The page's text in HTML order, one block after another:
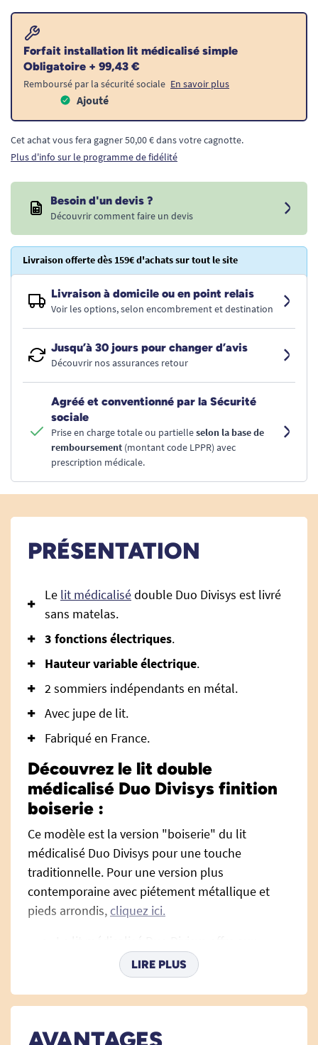
Forfait installation lit médicalisé simple
Obligatoire + 99,43 €
Remboursé par la sécurité sociale En savoir plus
Ajouté
Cet achat vous fera gagner 50,00 € dans votre cagnotte.
Plus d'info sur le programme de fidélité
Besoin d'un devis ?
Découvrir comment faire un devis
Livraison offerte dès 159€ d'achats sur tout le site
Livraison à domicile ou en point relais
Voir les options, selon encombrement et destination
Jusqu’à 30 jours pour changer d’avis
Découvrir nos assurances retour
Agréé et conventionné par la Sécurité
sociale
Prise en charge totale ou partielleselon la base de
remboursement (montant code LPPR) avec
prescription médicale.
PRÉSENTATION
Le lit médicalisédouble Duo Divisys est livré
sans matelas.
3 fonctions électriques.
Hauteur variable électrique.
2 sommiers indépendants en métal.
Avec jupe de lit.
Fabriqué en France.
Découvrez le lit double
médicalisé Duo Divisys finition
boiserie :
Ce modèle est la version "boiserie" du lit
médicalisé Duo Divisys pour une touche
traditionnelle. Pour une version plus
contemporaine avec piétement métallique et
pieds arrondis, cliquez ici.
couples la possibilité de rester ensemble
le plus longtemps possible tout respectant
le quotidien de chacun grâce à ses
reposer, manger, lire ou dormir.
LIRE PLUS